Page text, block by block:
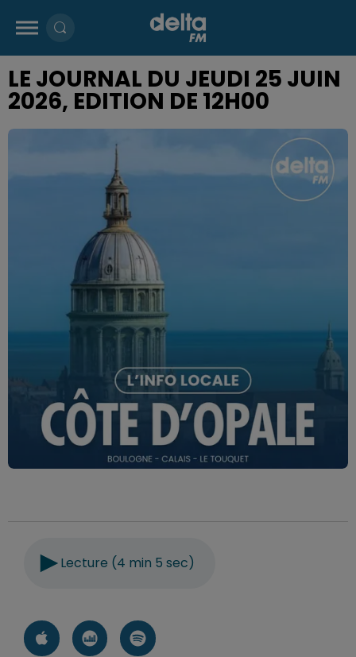
LE JOURNAL DU JEUDI 25 JUIN
2026, EDITION DE 12H00
Lecture (4 min 5 sec)